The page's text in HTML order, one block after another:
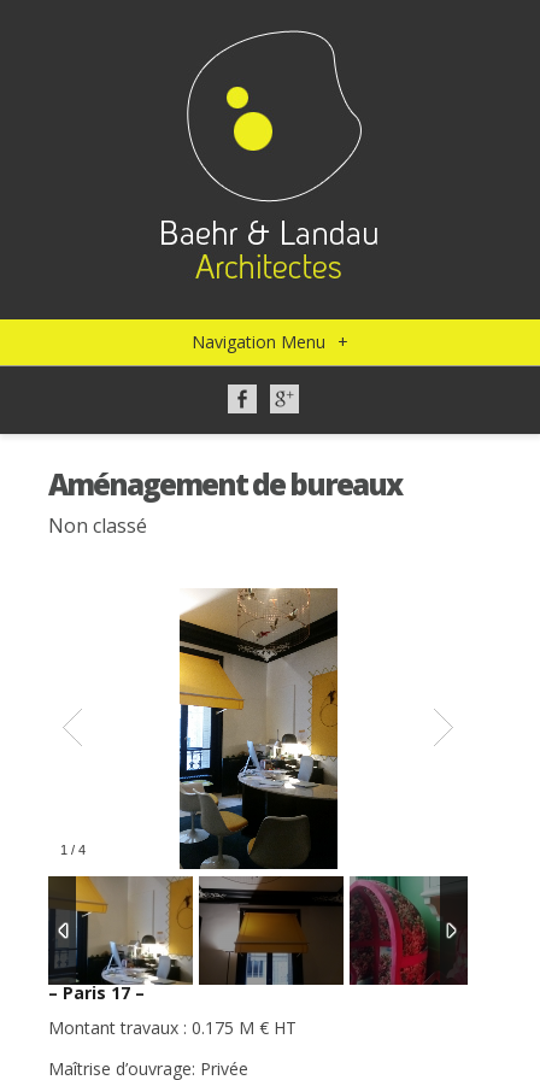
Navigation Menu +
Aménagement de bureaux
Non classé
1 / 4
– Paris 17 –
Montant travaux : 0.175 M € HT
Maîtrise d’ouvrage: Privée